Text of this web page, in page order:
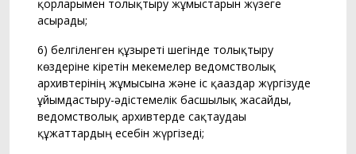
қорларымен толықтыру жұмыстарын жүзеге
асырады;
6) белгіленген құзыреті шегінде толықтыру
көздеріне кіретін мекемелер ведомстволық
архивтерінің жұмысына және іс қағаздар жүргізуде
ұйымдастыру-әдістемелік басшылық жасайды,
ведомстволық архивтерде сақтаудағы
құжаттардың есебін жүргізеді;